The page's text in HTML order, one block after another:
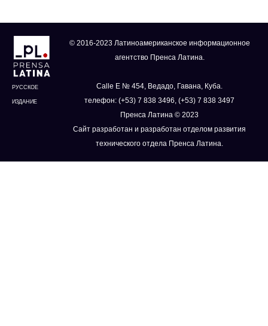
РУССКОЕ
ИЗДАНИЕ
© 2016-2023 Латиноамериканское информационное
агентство Пренса Латина.
Calle E № 454, Ведадо, Гавана, Куба.
телефон: (+53) 7 838 3496, (+53) 7 838 3497
Пренса Латина © 2023
Сайт разработан и разработан отделом развития
технического отдела Пренса Латина.